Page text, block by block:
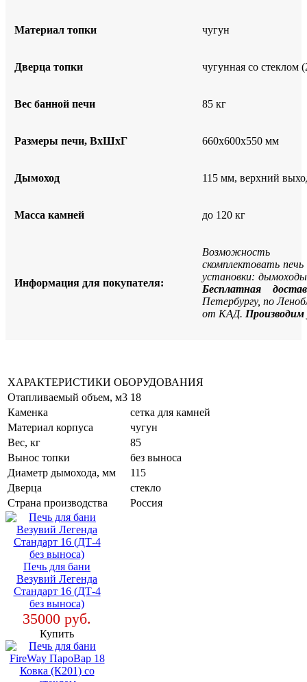
Материал топки чугун
Дверца топки чугунная со стеклом
Вес банной печи 85 кг
Размеры печи, ВxШxГ 660x600x550 мм
Дымоход 115 мм, верхний
Масса камней до 120 кг
Информация для покупателя:
Возможность
скомплектовать
установки:
Бесплатная
Петербургу, по
от КАД. Производим
ХАРАКТЕРИСТИКИ ОБОРУДОВАНИЯ
Отапливаемый объем, м3 18
Каменка
сетка для камней
Материал корпуса
чугун
Вес, кг
85
Вынос топки
без выноса
Диаметр дымохода, мм
115
Дверца
стекло
Страна производства
Россия
Печь для бани
Везувий Легенда
Стандарт 16 (ДТ-4
без выноса)
35000 руб.
Купить